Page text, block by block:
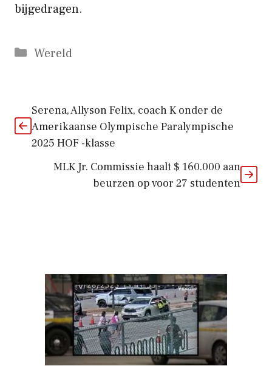
bijgedragen.
Categorieën
Wereld
Serena, Allyson Felix, coach K onder de
Amerikaanse Olympische Paralympische
2025 HOF -klasse
MLK Jr. Commissie haalt $ 160.000 aan
beurzen op voor 27 studenten